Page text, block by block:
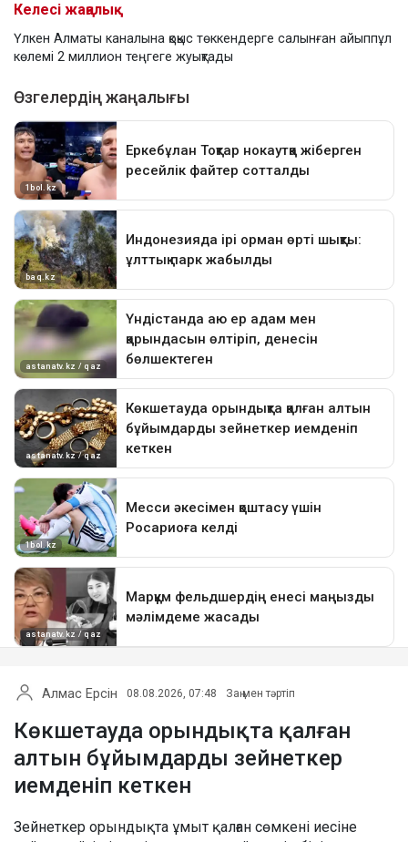
Келесі жаңалық
Үлкен Алматы каналына қоқыс төккендерге салынған айыппұл
көлемі 2 миллион теңгеге жуықтады
Алмас Ерсін 08.08.2026, 07:48 Заң мен тәртіп
Көкшетауда орындықта қалған
алтын бұйымдарды зейнеткер
иемденіп кеткен
Зейнеткер орындықта ұмыт қалған сөмкені иесіне